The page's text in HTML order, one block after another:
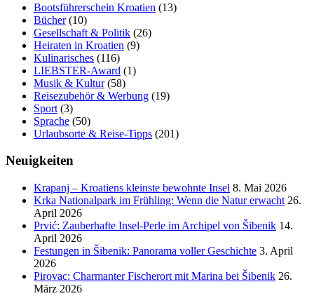
Bootsführerschein Kroatien (13)
Bücher(10)
Gesellschaft & Politik (26)
Heiraten in Kroatien (9)
Kulinarisches (116)
LIEBSTER-Award (1)
Musik & Kultur(58)
Reisezubehör & Werbung (19)
Sport (3)
Sprache (50)
Urlaubsorte & Reise-Tipps (201)
Neuigkeiten
Krapanj – Kroatiens kleinste bewohnte Insel 8. Mai 2026
Krka Nationalpark im Frühling: Wenn die Natur erwacht 26.
April 2026
Prvić: Zauberhafte Insel-Perle im Archipel von Šibenik 14.
April 2026
Festungen in Šibenik: Panorama voller Geschichte 3. April
2026
Pirovac: Charmanter Fischerort mit Marina bei Šibenik 26.
März 2026